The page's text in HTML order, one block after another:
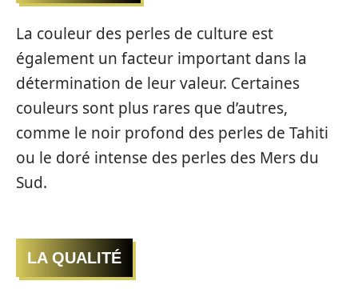
La couleur des perles de culture est
également un facteur important dans la
détermination de leur valeur. Certaines
couleurs sont plus rares que d’autres,
comme le noir profond des perles de Tahiti
ou le doré intense des perles des Mers du
Sud.
LA QUALITÉ